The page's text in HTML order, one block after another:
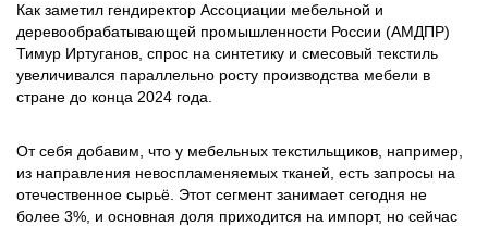
Как заметил гендиректор Ассоциации мебельной и
деревообрабатывающей промышленности России (АМДПР)
Тимур Иртуганов, спрос на синтетику и смесовый текстиль
увеличивался параллельно росту производства мебели в
стране до конца 2024 года.
От себя добавим, что у мебельных текстильщиков, например,
из направления невоспламеняемых тканей, есть запросы на
отечественное сырьё. Этот сегмент занимает сегодня не
более 3%, и основная доля приходится на импорт, но сейчас